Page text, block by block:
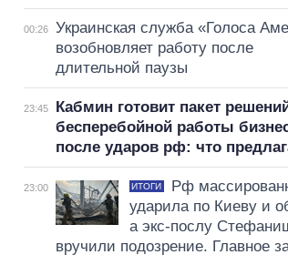
00:26
Украинская служба «Голоса
возобновляет работу после
длительной паузы
23:45
Кабмин готовит пакет
бесперебойной работы
после ударов рф: что
23:00 ИТОГИ
Рф
ударила по Киеву и
а экс-послу
вручили подозрение. Главное